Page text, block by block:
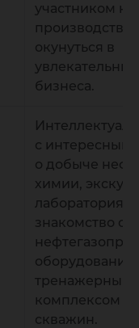
участником
производства
окунуться в
бизнеса.
с
о добыче
химии,
лабораториям
знакомство с
тренажерным
комплексом
скважин.